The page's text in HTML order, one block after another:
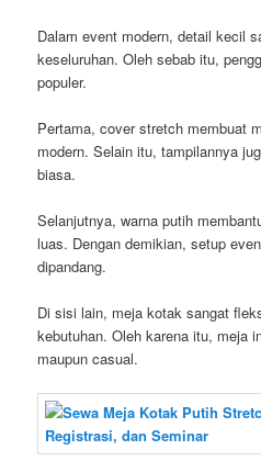
Dalam event modern, detail kecil
keseluruhan. Oleh sebab itu,
populer.
Pertama, cover stretch membuat
modern. Selain itu, tampilannya
biasa.
Selanjutnya, warna putih
luas. Dengan demikian, setup
dipandang.
Di sisi lain, meja kotak sangat
kebutuhan. Oleh karena itu, meja
maupun casual.